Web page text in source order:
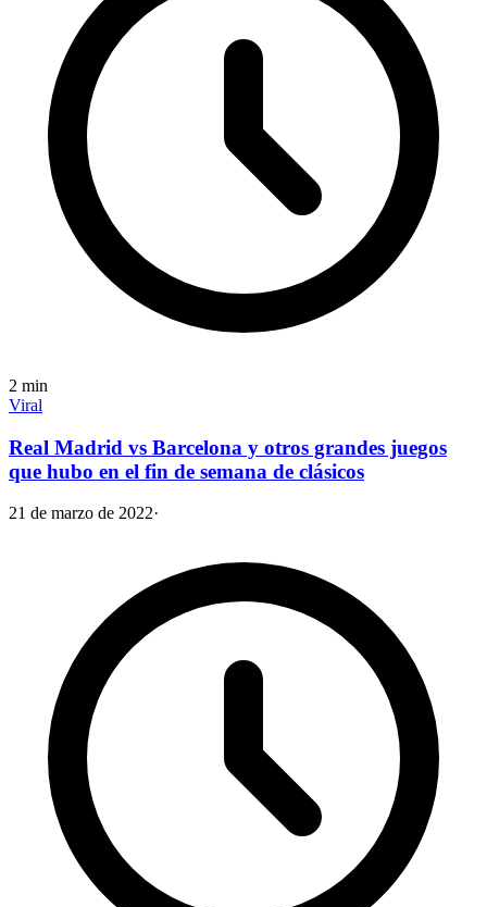
2 min
Viral
Real Madrid vs Barcelona y otros grandes juegos
que hubo en el fin de semana de clásicos
21 de marzo de 2022·